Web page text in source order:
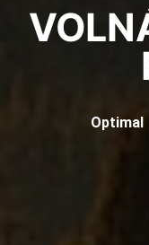
Optimal